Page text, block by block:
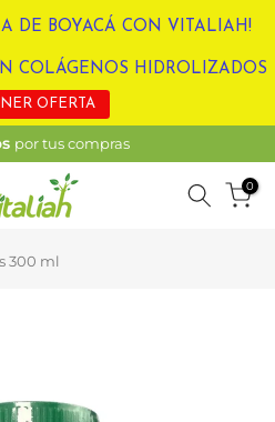
DE BOYACÁ CON VITALIAH!
COLÁGENOS HIDROLIZADOS
OFERTA
adicional por pagos por PSE
0
300 ml